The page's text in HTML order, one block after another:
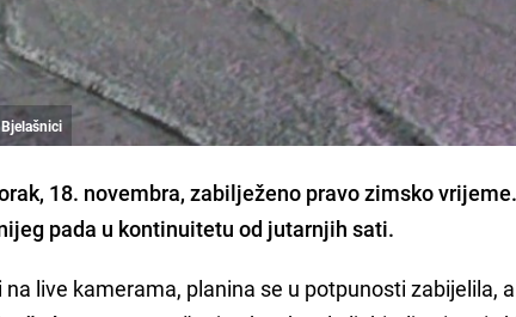
18. novembra, zabilježeno pravo zimsko
pada u kontinuitetu od jutarnjih sati.
live kamerama, planina se u potpunosti zabijelila,